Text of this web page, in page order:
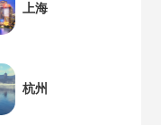
上海
杭州